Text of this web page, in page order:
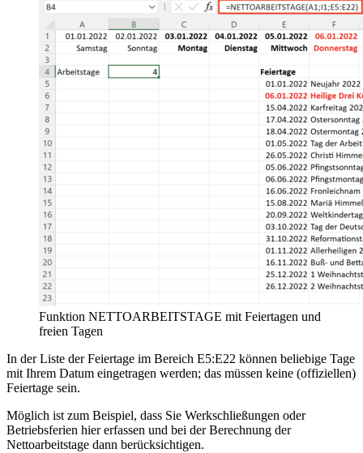
Funktion NETTOARBEITSTAGE mit Feiertagen und
freien Tagen
In der Liste der Feiertage im Bereich E5:E22 können beliebige Tage
mit Ihrem Datum eingetragen werden; das müssen keine (offiziellen)
Feiertage sein.
Möglich ist zum Beispiel, dass Sie Werkschließungen oder
Betriebsferien hier erfassen und bei der Berechnung der
Nettoarbeitstage dann berücksichtigen.